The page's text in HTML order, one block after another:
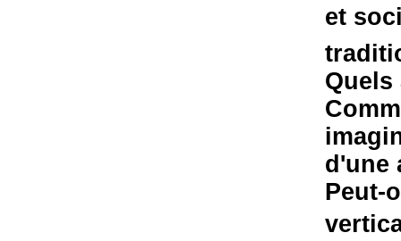
et
d'une
Peut-